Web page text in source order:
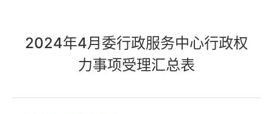
2024年4月委行政服务中心行政权
力事项受理汇总表